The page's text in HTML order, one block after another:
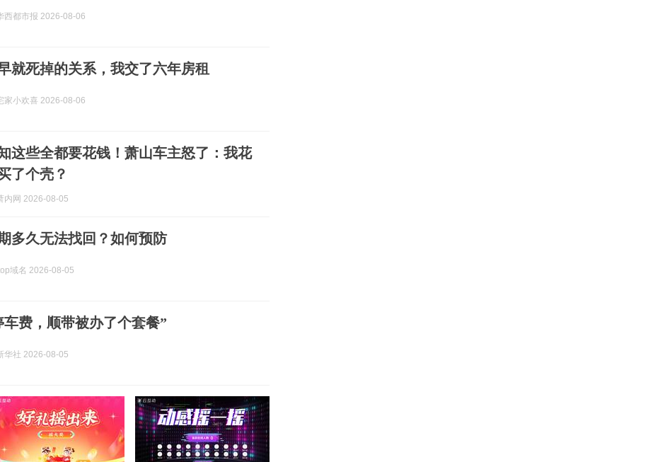
西都市报 2026-08-06
就死掉的关系，我交了六年房租
家小欢喜 2026-08-06
这些全都要花钱！萧山车主怒了：我花
了个壳？
内网 2026-08-05
多久无法找回？如何预防
域名 2026-08-05
车费，顺带被办了个套餐”
华社 2026-08-05